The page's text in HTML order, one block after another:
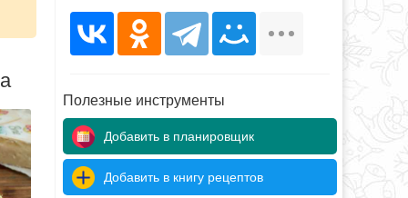
Полезные инструменты
Добавить в планировщик
Добавить в книгу рецептов